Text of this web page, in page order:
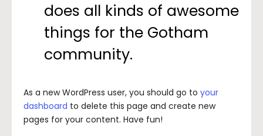
does all kinds of awesome
things for the Gotham
community.
As a new WordPress user, you should go to your
dashboard to delete this page and create new
pages for your content. Have fun!